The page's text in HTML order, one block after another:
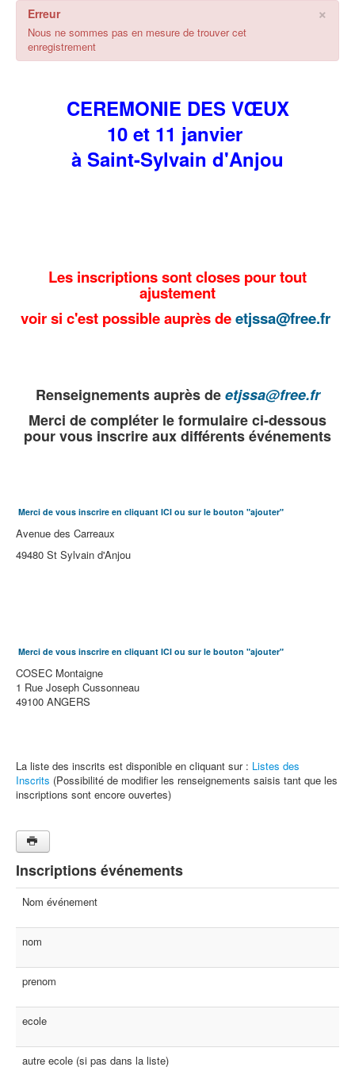
×
Erreur
Nous ne sommes pas en mesure de trouver cet
enregistrement
CEREMONIE DES VŒUX
10 et 11 janvier
à Saint-Sylvain d'Anjou
Les inscriptions sont closes pour tout
ajustement
voir si c'est possible auprès deetjssa@free.fr
Renseignements auprès deetjssa@free.fr
Merci de compléter le formulaire ci-dessous
pour vous inscrire aux différents événements
Merci de vous inscrire en cliquant ICI ou sur le bouton "ajouter"
Avenue des Carreaux
49480 St Sylvain d'Anjou
Merci de vous inscrire en cliquant ICI ou sur le bouton "ajouter"
COSEC Montaigne
1 Rue Joseph Cussonneau
49100 ANGERS
La liste des inscrits est disponible en cliquant sur : Listes des
Inscrits (Possibilité de modifier les renseignements saisis tant que les
inscriptions sont encore ouvertes)
Inscriptions événements
Nom événement
nom
prenom
ecole
autre ecole (si pas dans la liste)